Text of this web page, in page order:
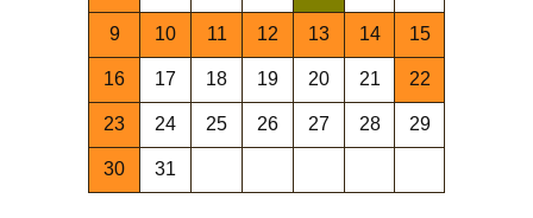
9 10 11 12 13 14 15
16 17 18 19 20 21 22
23 24 25 26 27 28 29
30 31